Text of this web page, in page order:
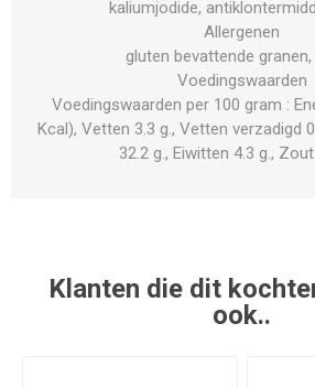
kaliumjodide,
Allergenen
gluten bevattende
Voedingswaarden
Voedingswaarden per 100 gram :
Kcal), Vetten 3.3 g., Vetten verzadigd
32.2 g., Eiwitten 4.3 g.,
Klanten die dit
ook..